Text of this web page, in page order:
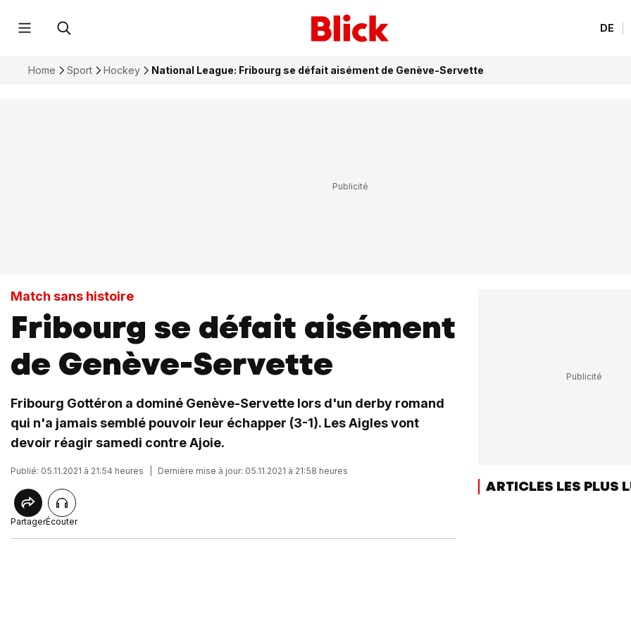
DE
Home Sport Hockey National League: Fribourg se défait aisément de Genève-Servette
Match sans histoire
Fribourg se défait aisément
de Genève-Servette
Fribourg Gottéron a dominé Genève-Servette lors d'un derby romand
qui n'a jamais semblé pouvoir leur échapper (3-1). Les Aigles vont
devoir réagir samedi contre Ajoie.
Publié: 05.11.2021 à 21:54 heures Dernière mise à jour: 05.11.2021 à 21:58 heures
PartagerÉcouter
ARTICLES LES PLUS